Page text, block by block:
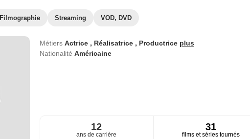
Filmographie Streaming VOD, DVD
Métiers Actrice , Réalisatrice , Productrice plus
Nationalité Américaine
12
ans de carrière
31
films et séries tournés